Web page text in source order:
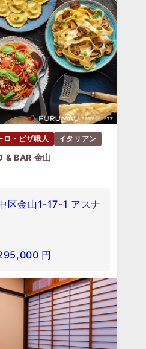
ロ・ピザ職人 イタリアン
& BAR 金山
区金山1-17-1 アスナ
円